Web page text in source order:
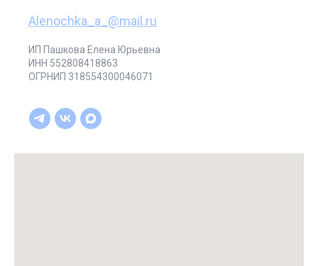
Alenochka_a_@mail.ru
ИП Пашкова Елена Юрьевна
ИНН 552808418863
ОГРНИП 318554300046071